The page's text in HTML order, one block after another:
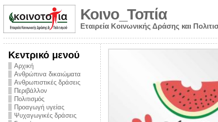
Κοινο_Τοπία
Εταιρεία Κοινωνικής Δράσης και
Κεντρικό μενού
Αρχική
Ανθρώπινα δικαιώματα
Ανθρωπιστικές δράσεις
Περιβάλλον
Πολιτισμός
Προαγωγή υγείας
Ψυχαγωγικές δράσεις